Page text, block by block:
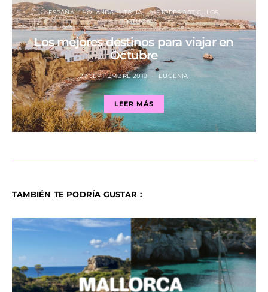
ESPAÑA HOLANDA ITALIA
MEJORES ARTÍCULOS
PORTUGAL
Los mejores destinos para viajar en
Octubre
27 SEPTIEMBRE 2019 EUGENIA
LEER MÁS
TAMBIÉN TE PODRÍA GUSTAR :